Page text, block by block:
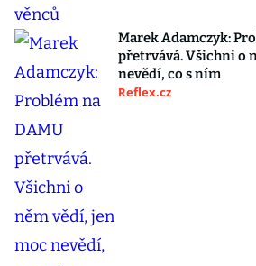
Marek Adamczyk:
přetrvává. Všichni o
nevědí, co s ním
Reflex.cz